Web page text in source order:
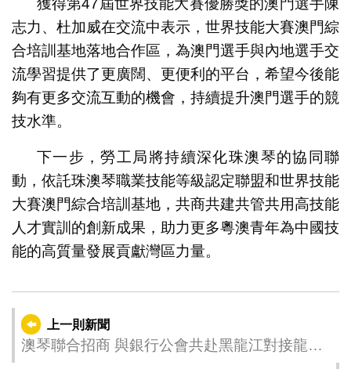
獲得第47屆世界技能大賽優勝獎的澳門選手陳
志力、杜加威在交流中表示，世界技能大賽澳門綜
合培訓基地落地合作區，為澳門選手與內地選手交
流學習提供了更廣闊、更便利的平台，希望今後能
夠有更多交流互動的機會，持續提升澳門選手的競
技水準。
下一步，勞工局將持續深化珠澳琴的協同聯
動，依託珠澳琴職業技能等級認定聯盟和世界技能
大賽澳門綜合培訓基地，共商共建共管共用高技能
人才實訓的創新成果，助力更多粵澳青年為中國技
能的高質量發展貢獻灣區力量。
上一則新聞
澳琴聯合招商 與銀行公會共赴黑龍江對接龍企